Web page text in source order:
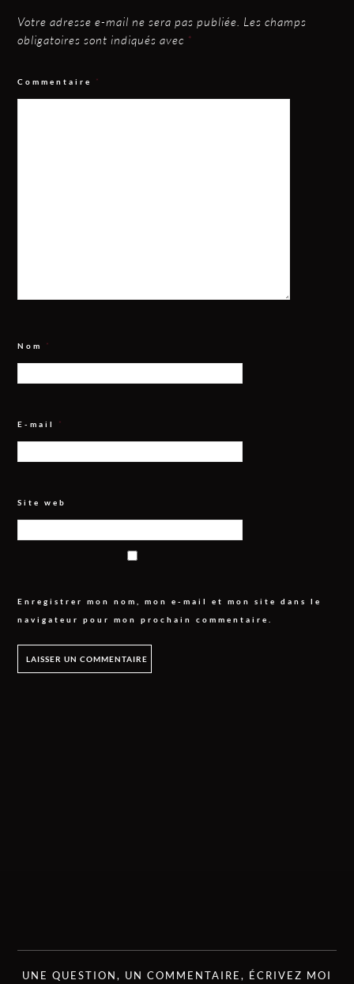
Votre adresse e-mail ne sera pas publiée. Les champs
obligatoires sont indiqués avec *
Commentaire *
Nom *
E-mail *
Site web
Enregistrer mon nom, mon e-mail et mon site dans le
navigateur pour mon prochain commentaire.
UNE QUESTION, UN COMMENTAIRE, ÉCRIVEZ MOI